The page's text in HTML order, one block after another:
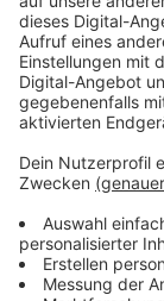
Die Live-
genauso ein
geht fast zwei
darauf
Shows
als drei
Live-Album